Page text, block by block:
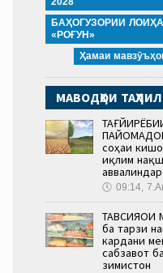
БАҲОГУЗОРИИ
«РОҒУН»
Ҳамаи
МАВОДҲОИ
соҳаи
иқлим
🕔 09:14,
ба тарзи
кардани
сабзавот
зимистон